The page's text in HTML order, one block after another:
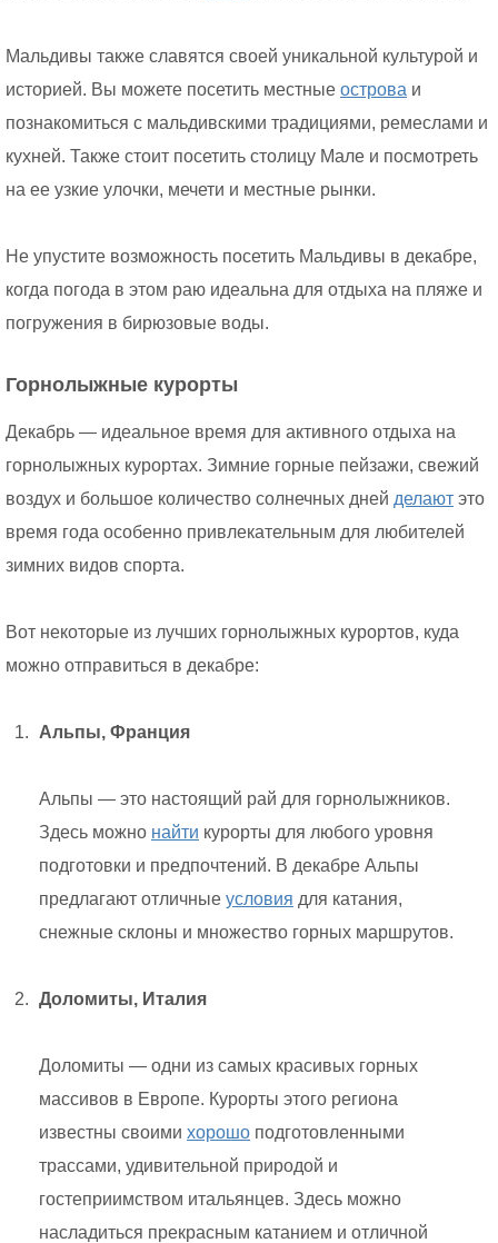
Мальдивы также славятся своей уникальной культурой и
историей. Вы можете посетить местные острова и
познакомиться с мальдивскими традициями, ремеслами и
кухней. Также стоит посетить столицу Мале и посмотреть
на ее узкие улочки, мечети и местные рынки.
Не упустите возможность посетить Мальдивы в декабре,
когда погода в этом раю идеальна для отдыха на пляже и
погружения в бирюзовые воды.
Горнолыжные курорты
Декабрь — идеальное время для активного отдыха на
горнолыжных курортах. Зимние горные пейзажи, свежий
воздух и большое количество солнечных дней делают это
время года особенно привлекательным для любителей
зимних видов спорта.
Вот некоторые из лучших горнолыжных курортов, куда
можно отправиться в декабре:
Альпы, Франция
Альпы — это настоящий рай для горнолыжников.
Здесь можно найти курорты для любого уровня
подготовки и предпочтений. В декабре Альпы
предлагают отличные условия для катания,
снежные склоны и множество горных маршрутов.
Доломиты, Италия
Доломиты — одни из самых красивых горных
массивов в Европе. Курорты этого региона
известны своими хорошо подготовленными
трассами, удивительной природой и
гостеприимством итальянцев. Здесь можно
насладиться прекрасным катанием и отличной